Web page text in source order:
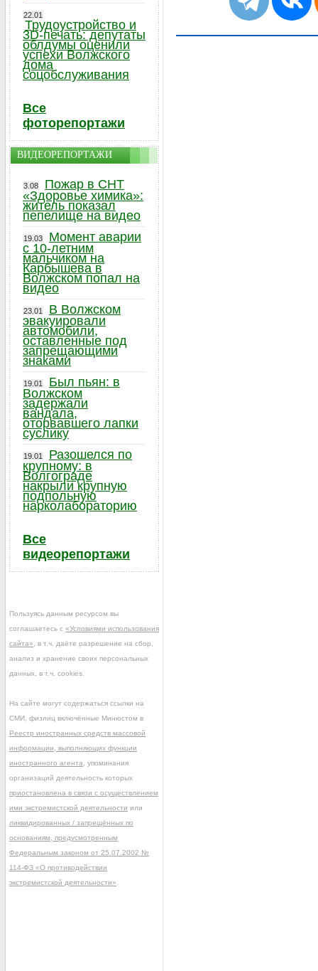
22.01
Трудоустройство и
3D-печать: депутаты
облдумы оценили
успехи Волжского
дома
соцобслуживания
Все
фоторепортажи
ВИДЕОРЕПОРТАЖИ
3.08
Пожар в СНТ
«Здоровье химика»:
житель показал
пепелище на видео
19.03
Момент аварии
с 10-летним
мальчиком на
Карбышева в
Волжском попал на
видео
23.01
В Волжском
эвакуировали
автомобили,
оставленные под
запрещающими
знаками
19.01
Был пьян: в
Волжском
задержали
вандала,
оторвавшего лапки
суслику
19.01
Разошелся по
крупному: в
Волгограде
накрыли крупную
подпольную
нарколабораторию
Все
видеорепортажи
Пользуясь данным ресурсом вы
соглашаетесь с «Условиями использования
сайта» , в т.ч. даёте разрешение на сбор,
анализ и хранение своих персональных
данных, в т.ч. cookies.
На сайте могут содержаться ссылки на
СМИ, физлиц включённые Минюстом в
Реестр иностранных средств массовой
информации, выполняющих функции
иностранного агента , упоминания
организаций деятельность которых
приостановлена в связи с осуществлением
ими экстремистской деятельности или
ликвидированных / запрещённых по
основаниям, предусмотренным
Федеральным законом от 25.07.2002 №
114-ФЗ «О противодействии
экстремистской деятельности»